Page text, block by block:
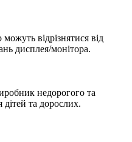
відрізнятися від
дисплея/монітора.
недорогого та
дітей та дорослих.